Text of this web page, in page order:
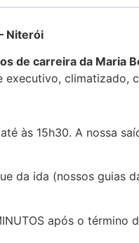
Niterói
de carreira da Maria
climatizado,
às 15h30. A nossa
da ida (nossos guias
após o término